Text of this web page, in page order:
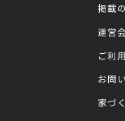
掲載
運営
ご利
お問
家づ